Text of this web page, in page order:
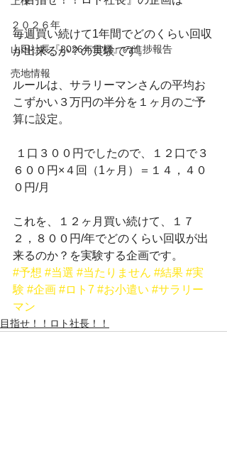
２０２６年
山田社長『2026年目標』の進捗報告
売地情報
毎週買い続けて1年間でどのくらい回収
が出来るか？の実験です。
ルールは、サラリーマンさんの平均お
こずかい３万円の半分を１ヶ月のご予
算に設定。
６００円×４回（1ヶ月）＝１４，４０
０円/月
これを、１２ヶ月買い続けて、１７
２，８００円/年でどのくらい回収が出
来るのか？を実験する企画です。
#予想 #当選 #当たりません #結果 #実
験 #企画 #ロト7 #お小遣い #サラリー
マン
目指せ！！ロト社長！！